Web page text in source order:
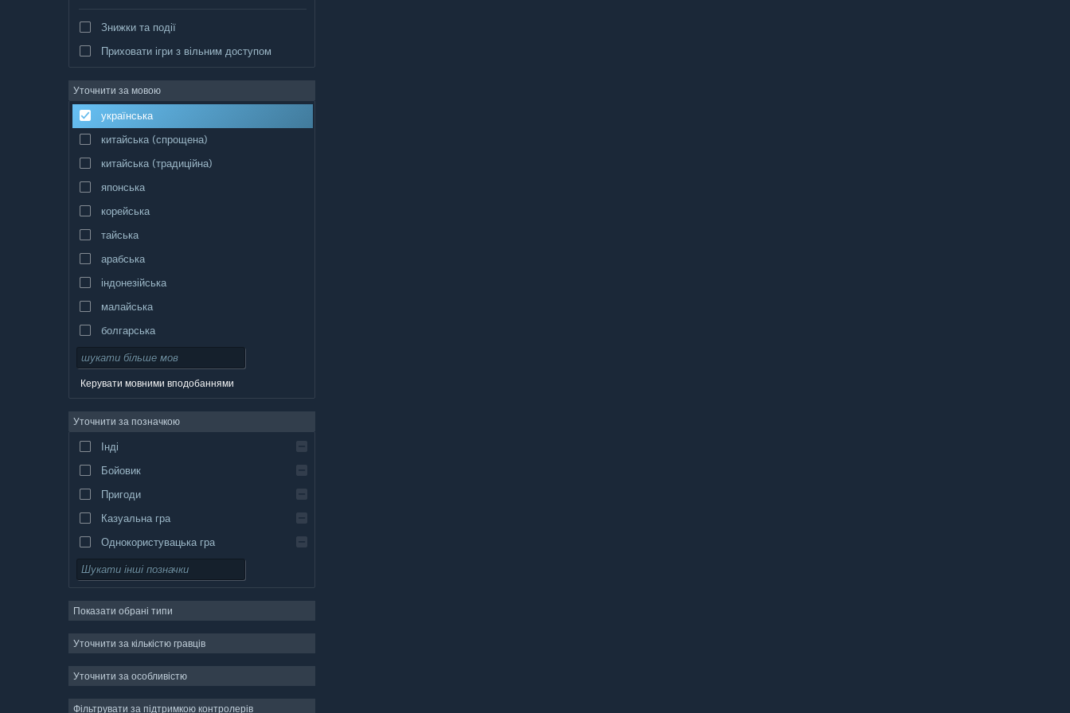
Знижки та події
Приховати ігри з вільним доступом
Уточнити за мовою
українська
китайська (спрощена)
китайська (традиційна)
японська
корейська
тайська
арабська
індонезійська
малайська
болгарська
чеська
англійська
іспанська (Іспанія)
іспанська (Латинська Америка)
Керувати мовними вподобаннями
Уточнити за позначкою
Інді
Бойовик
Пригоди
Казуальна гра
Однокористувацька гра
Симулятор
Стратегія
Двовимірність
Вільний доступ
Показати обрані типи
Уточнити за кількістю гравців
Уточнити за особливістю
Фільтрувати за підтримкою контролерів